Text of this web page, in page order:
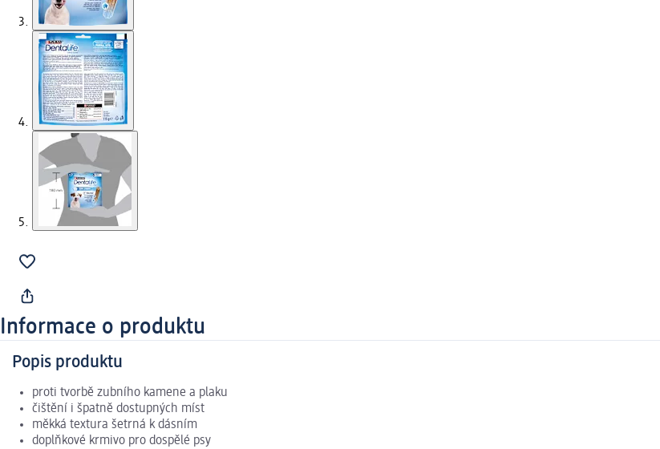
Informace o produktu
Popis produktu
proti tvorbě zubního kamene a plaku
čištění i špatně dostupných míst
měkká textura šetrná k dásním
doplňkové krmivo pro dospělé psy